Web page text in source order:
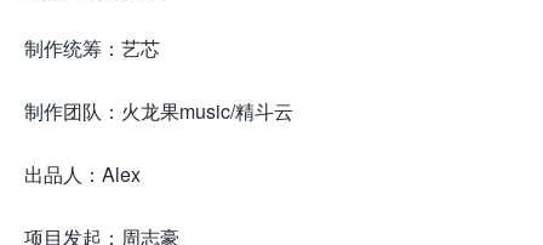
制作统筹：艺芯
制作团队：火龙果music/精斗云
出品人：Alex
项目发起：周志豪